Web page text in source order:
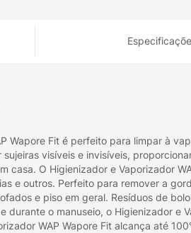
Wapore Fit é perfeito para limpar à
visíveis e invisíveis,
casa. O Higienizador e Vaporizador
e outros. Perfeito para remover a
e piso em geral. Resíduos de
durante o manuseio, o Higienizador e
WAP Wapore Fit alcança até